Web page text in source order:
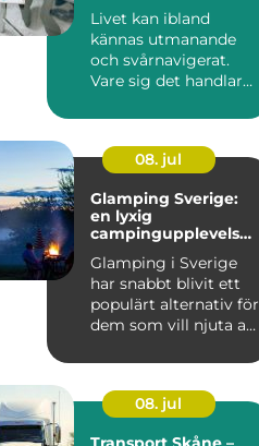
Livet kan ibland
kännas utmanande
och svårnavigerat.
Vare sig det handlar
08. jul
Glamping Sverige:
en lyxig
campingupplevelse
Glamping i Sverige
har snabbt blivit ett
populärt alternativ för
dem som vill njuta av
08. jul